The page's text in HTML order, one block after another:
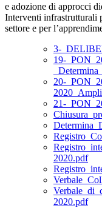
e adozione di approcci
Interventi infrastrutturali
settore e per
3-
19-
20-
21-
2020.pdf
2020.pdf